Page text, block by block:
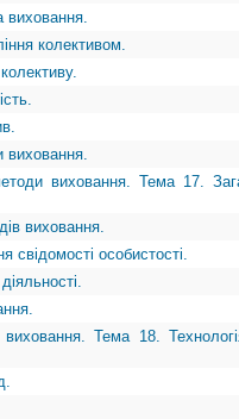
колективом.
виховання. Тема 17.
виховання.
особистості.
Тема 18.